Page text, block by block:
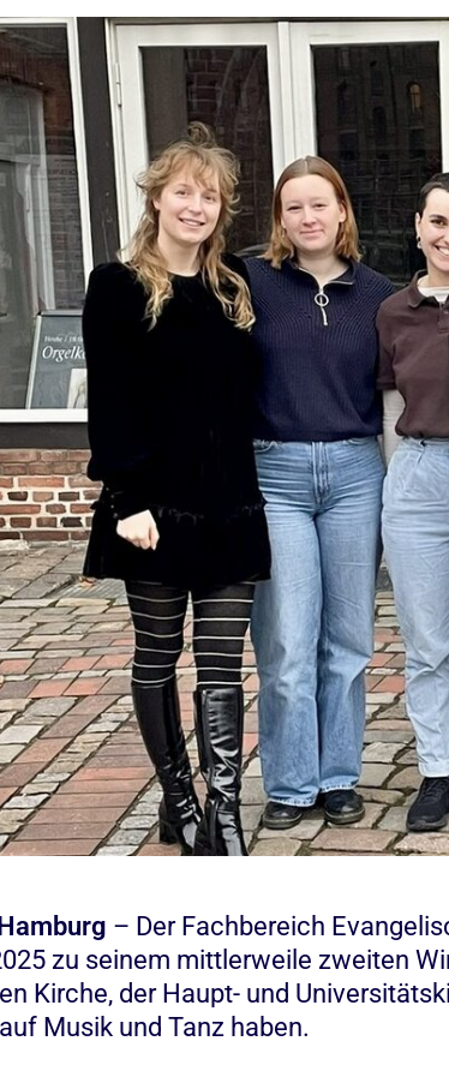
– Der Fachbereich
zu seinem mittlerweile zweiten
Kirche, der Haupt- und
Musik und Tanz haben.